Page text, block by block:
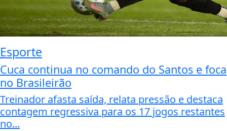
Esporte
Cuca continua no comando do Santos e foca
no Brasileirão
Treinador afasta saída, relata pressão e destaca
contagem regressiva para os 17 jogos restantes
no...